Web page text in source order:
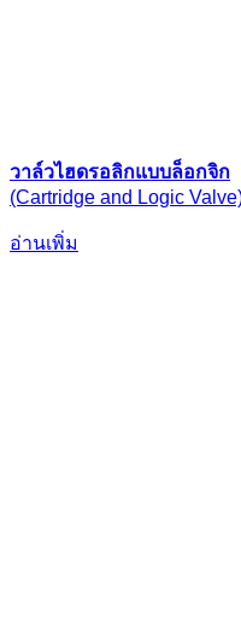
วาล์วไฮดรอลิกแบบล็อกจิก
(Cartridge and Logic
อ่านเพิ่ม